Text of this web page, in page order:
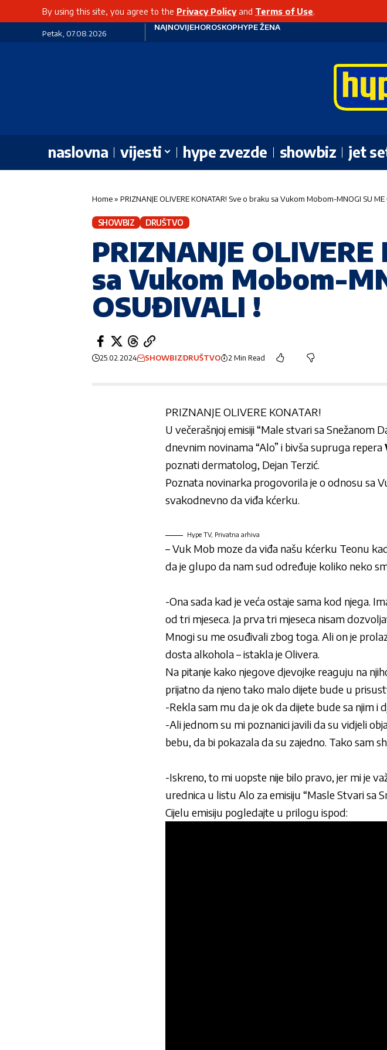
By using this site, you agree to the Privacy Policyand Terms of Use.
Petak, 07.08.2026
NAJNOVIJEHOROSKOPHYPE ŽENA
naslovna vijesti hype zvezde showbiz jet
Home» PRIZNANJE OLIVERE KONATAR! Sve o braku sa Vukom Mobom-MNOGI SU ME
SHOWBIZ DRUŠTVO
PRIZNANJE
sa Vukom Mobom-
OSUĐIVALI !
25.02.2024 SHOWBIZDRUŠTVO 2 Min Read
PRIZNANJE OLIVERE KONATAR!
U večerašnjoj emisiji “Male stvari sa Snežanom
dnevnim novinama “Alo” i bivša supruga repera
poznati dermatolog, Dejan Terzić.
Poznata novinarka progovorila je o odnosu sa
svakodnevno da viđa kćerku.
Hype TV, Privatna arhiva
– Vuk Mob moze da viđa našu kćerku Teonu
da je glupo da nam sud određuje koliko neko
-Ona sada kad je veća ostaje sama kod njega.
od tri mjeseca. Ja prva tri mjeseca nisam
Mnogi su me osuđivali zbog toga. Ali on je
dosta alkohola – istakla je Olivera.
Na pitanje kako njegove djevojke reaguju na
prijatno da njeno tako malo dijete bude u
-Rekla sam mu da je ok da dijete bude sa njim i
-Ali jednom su mi poznanici javili da su vidjeli
bebu, da bi pokazala da su zajedno. Tako sam
-Iskreno, to mi uopste nije bilo pravo, jer mi je
urednica u listu Alo za emisiju “Masle Stvari sa
Cijelu emisiju pogledajte u prilogu ispod: